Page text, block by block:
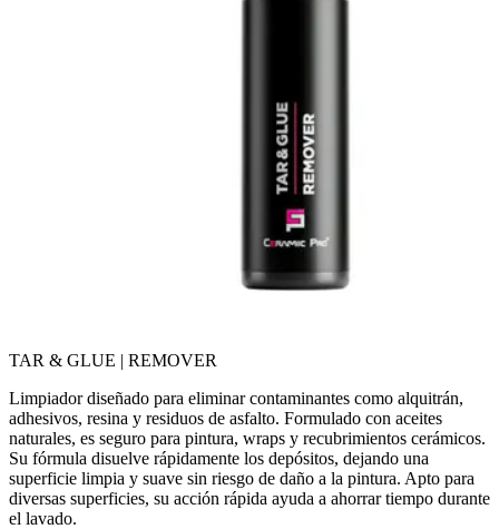
TAR & GLUE | REMOVER
Limpiador diseñado para eliminar contaminantes como alquitrán,
adhesivos, resina y residuos de asfalto. Formulado con aceites
naturales, es seguro para pintura, wraps y recubrimientos cerámicos.
Su fórmula disuelve rápidamente los depósitos, dejando una
superficie limpia y suave sin riesgo de daño a la pintura. Apto para
diversas superficies, su acción rápida ayuda a ahorrar tiempo durante
el lavado.